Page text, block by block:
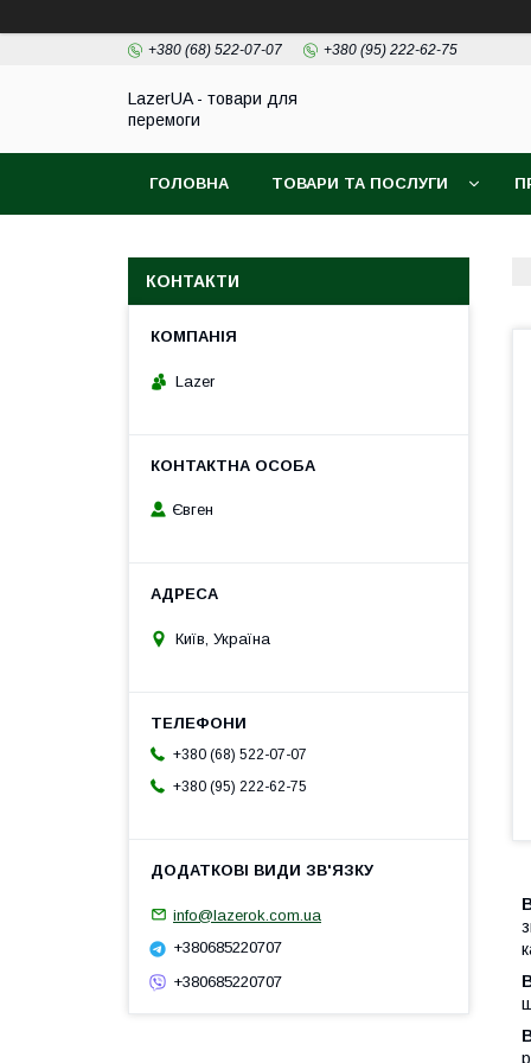
+380 (68) 522-07-07 +380 (95) 222-62-75
LazerUA - товари для
перемоги
ГОЛОВНА ТОВАРИ ТА ПОСЛУГИ
КОНТАКТИ
Lazer
Євген
Київ, Україна
+380 (68) 522-07-07
+380 (95) 222-62-75
info@lazerok.com.ua
+380685220707
+380685220707